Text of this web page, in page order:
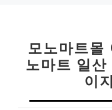
모노마트몰
노마트 일
이